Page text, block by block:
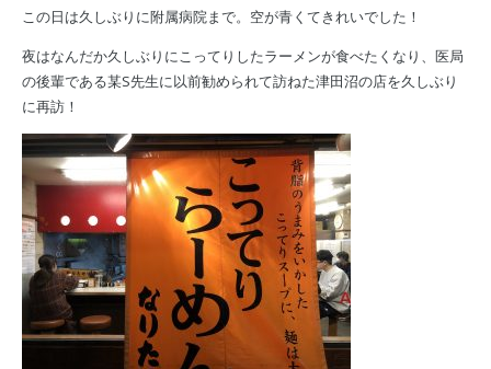
この日は久しぶりに附属病院まで。空が青くてきれいでした！
夜はなんだか久しぶりにこってりしたラーメンが食べたくなり、医局
の後輩である某S先生に以前勧められて訪ねた津田沼の店を久しぶり
に再訪！